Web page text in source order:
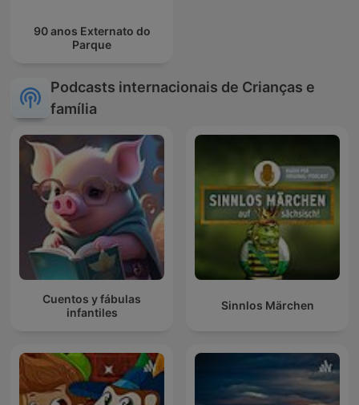
90 anos Externato do
Parque
Podcasts internacionais de Crianças e
família
Cuentos y fábulas
infantiles
Sinnlos Märchen